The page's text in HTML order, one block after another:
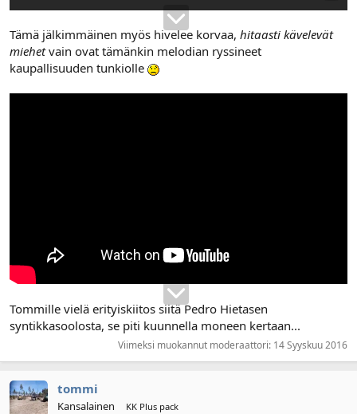
Tämä jälkimmäinen myös hivelee korvaa, hitaasti kävelevät
miehetvain ovat tämänkin melodian ryssineet
kaupallisuuden tunkiolle
Tommille vielä erityiskiitos siitä Pedro Hietasen
syntikkasoolosta, se piti kuunnella moneen kertaan...
Viimeksi muokannut moderaattori: 14 Syyskuu 2016
tommi
Kansalainen KK Plus pack